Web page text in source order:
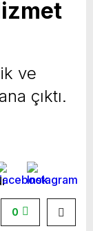
ve
çıktı.
0